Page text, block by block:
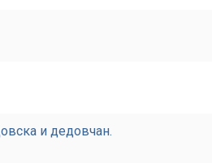
и дедовчан.